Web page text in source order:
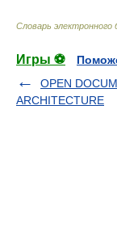
Словарь электронного
Игры ⚽
OPEN
ARCHITECTURE